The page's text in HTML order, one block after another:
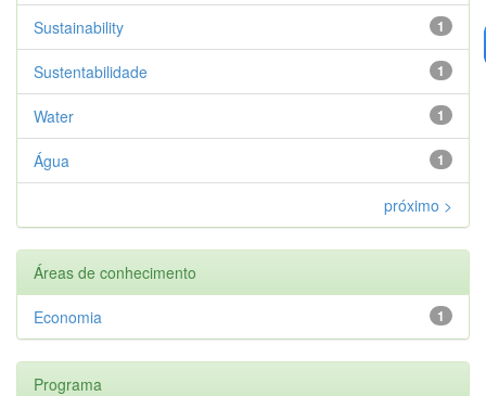
1
Sustainability
1
Sustentabilidade
1
Water
1
Água
próximo >
Áreas de conhecimento
1
Economia
Programa